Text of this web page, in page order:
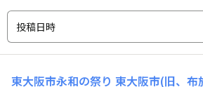
投稿日時
東大阪市永和の祭り 東大阪市(旧、布